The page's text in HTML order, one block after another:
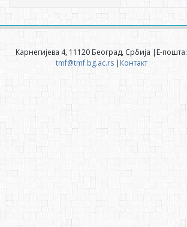
Карнегијева 4, 11120 Београд, Србија |Е-пошта:
tmf@tmf.bg.ac.rs|Контакт